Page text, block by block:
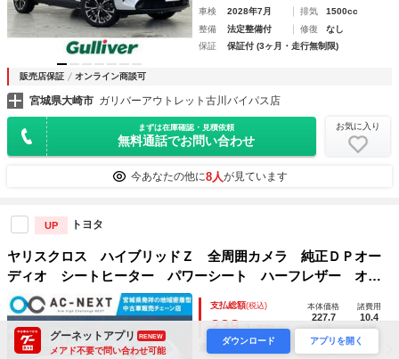
車検
2028年7月 排気
1500cc
整備
法定整備付 修復
なし
保証
保証付 (3ヶ月・走行無制限)
販売店保証 オンライン商談可
宮城県大崎市 ガリバーアウトレット古川バイパス店
まずは在庫確認・見積依頼
無料通話でお問い合わせ
お気に入り
今あなたの他に8人が見ています
UP トヨタ
ヤリスクロス ハイブリッドＺ 全周囲カメラ 純正ＤＰオー
ディオ シートヒーター パワーシート ハーフレザー オー
トハイビーム フォグランプ オートライト ＡＣ１００Ｖ
フルセグＴＶ ＥＴＣ Ｂｌｕｅｔｏｏｔｈ ブラインドスポ
ット
支払総額(税込)
238.1万円
本体価格
227.7
万円
諸費用
10.4
万円
通常ローン 27,000
グーネットアプリ RENEW
メアド不要で問い合わせ可能
ダウンロード アプリを開く